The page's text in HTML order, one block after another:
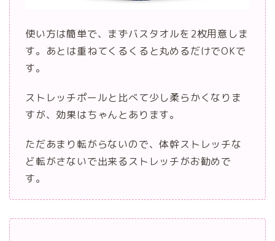
使い方は簡単で、まずバスタオルを2枚用意しま
す。あとは重ねてくるくると丸めるだけでOKで
す。
ストレッチポールと比べて少し柔らかくなりま
すが、効果はちゃんとあります。
ただあまり転がらないので、体幹ストレッチな
ど転がさないで出来るストレッチがお勧めで
す。